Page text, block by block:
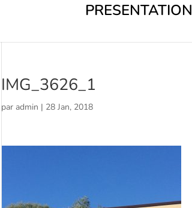
PRESENTATION
IMG_3626_1
paradmin | 28 Jan, 2018